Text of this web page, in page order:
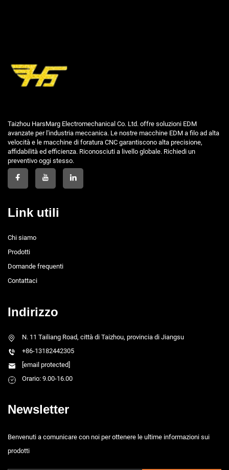
Taizhou HarsMarg Electromechanical Co. Ltd. offre soluzioni EDM
avanzate per l'industria meccanica. Le nostre macchine EDM a filo ad alta
velocità e le macchine di foratura CNC garantiscono alta precisione,
affidabilità ed efficienza. Riconosciuti a livello globale. Richiedi un
preventivo oggi stesso.
Link utili
Chi siamo
Prodotti
Domande frequenti
Contattaci
Indirizzo
N. 11 Tailiang Road, città di Taizhou, provincia di Jiangsu
+86-13182442305
[email protected]
Orario: 9.00-16.00
Newsletter
Benvenuti a comunicare con noi per ottenere le ultime informazioni sui
prodotti